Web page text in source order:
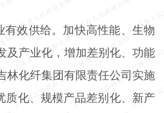
有效供给。加快高性能、生物
及产业化，增加差别化、功能
林化纤集团有限责任公司实施
质化、规模产品差别化、新产